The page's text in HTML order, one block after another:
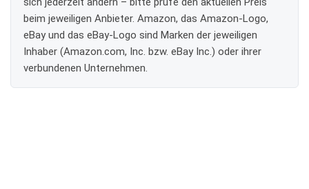
beim jeweiligen Anbieter. Amazon, das Amazon-Logo,
eBay und das eBay-Logo sind Marken der jeweiligen
Inhaber (Amazon.com, Inc. bzw. eBay Inc.) oder ihrer
verbundenen Unternehmen.